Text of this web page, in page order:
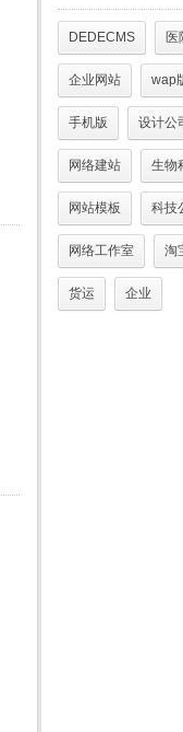
DEDECMS 医
企业网站 wap
手机版 设计公
网络建站 生物
网站模板 科技
网络工作室 淘
货运 企业